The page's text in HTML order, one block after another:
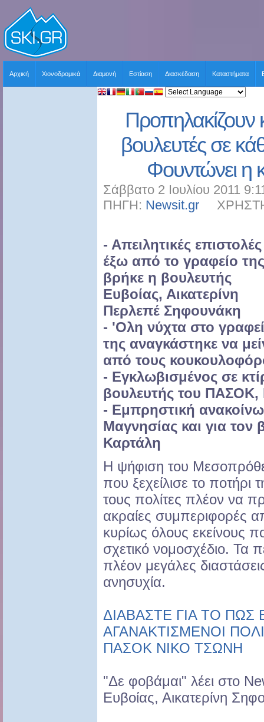
Αρχική Χιονοδρομικά Διαμονή Εστίαση Διασκέδαση Καταστήματα
Προπηλακίζουν
βουλευτές σε
Φουντώνει η
Σάββατο 2 Ιουλίου 2011
ΠΗΓΗ: Newsit.gr
- Απειλητικές επιστολές
έξω από το γραφείο της
βρήκε η βουλευτής
Ευβοίας, Αικατερίνη
Περλεπέ Σηφουνάκη
- 'Ολη νύχτα στο
της αναγκάστηκε να
από τους
- Εγκλωβισμένος σε
βουλευτής του ΠΑΣΟΚ,
- Εμπρηστική
Μαγνησίας και για
Καρτάλη
Η ψήφιση του
που ξεχείλισε το ποτήρι
τους πολίτες πλέον να
ακραίες συμπεριφορές
κυρίως όλους εκείνους
σχετικό νομοσχέδιο. Τα
πλέον μεγάλες
ανησυχία.
ΔΙΑΒΑΣΤΕ ΓΙΑ ΤΟ ΠΩΣ
ΑΓΑΝΑΚΤΙΣΜΕΝΟΙ
ΠΑΣΟΚ ΝΙΚΟ ΤΣΩΝΗ
"Δε φοβάμαι" λέει στο
Ευβοίας, Αικατερίνη